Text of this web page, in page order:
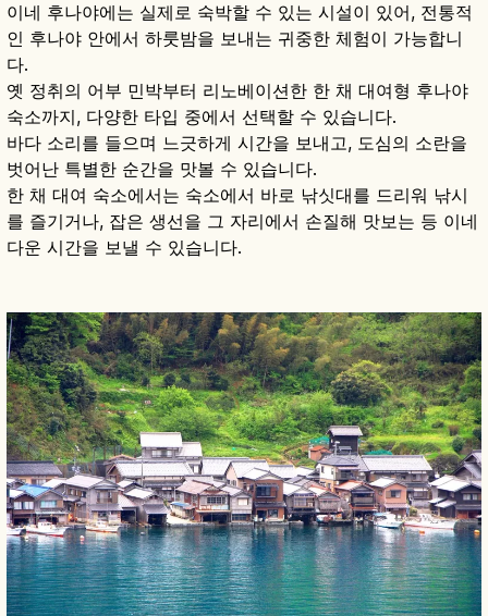
이네 후나야에는 실제로 숙박할 수 있는 시설이 있어, 전통적
인 후나야 안에서 하룻밤을 보내는 귀중한 체험이 가능합니
다.
옛 정취의 어부 민박부터 리노베이션한 한 채 대여형 후나야
숙소까지, 다양한 타입 중에서 선택할 수 있습니다.
바다 소리를 들으며 느긋하게 시간을 보내고, 도심의 소란을
벗어난 특별한 순간을 맛볼 수 있습니다.
한 채 대여 숙소에서는 숙소에서 바로 낚싯대를 드리워 낚시
를 즐기거나, 잡은 생선을 그 자리에서 손질해 맛보는 등 이네
다운 시간을 보낼 수 있습니다.